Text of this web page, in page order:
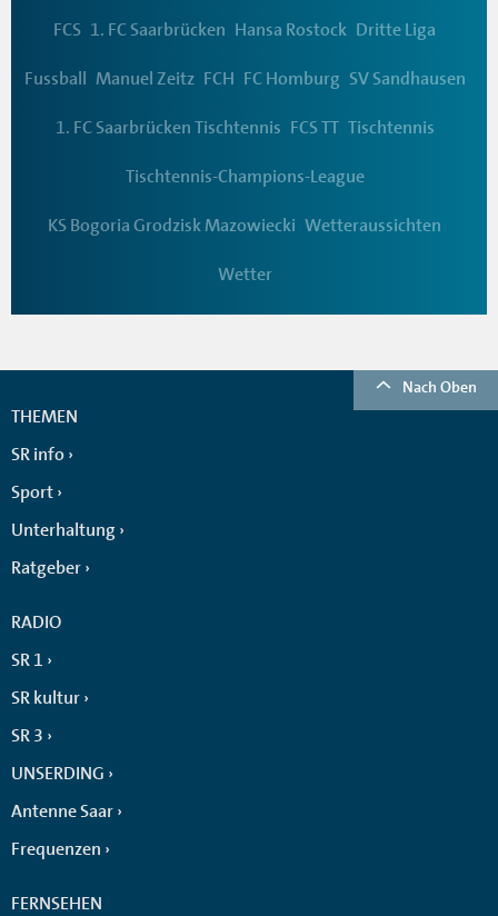
FCS 1. FC Saarbrücken Hansa Rostock Dritte Liga
Fussball Manuel Zeitz FCH FC Homburg SV Sandhausen
1. FC Saarbrücken Tischtennis FCS TT Tischtennis
Tischtennis-Champions-League
KS Bogoria Grodzisk Mazowiecki Wetteraussichten
Wetter
Nach Oben
THEMEN
SR info
Sport
Unterhaltung
Ratgeber
RADIO
SR 1
SR kultur
SR 3
UNSERDING
Antenne Saar
Frequenzen
FERNSEHEN